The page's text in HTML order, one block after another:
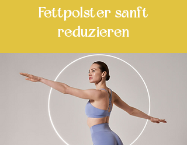
Fettpolster sanft
reduzieren